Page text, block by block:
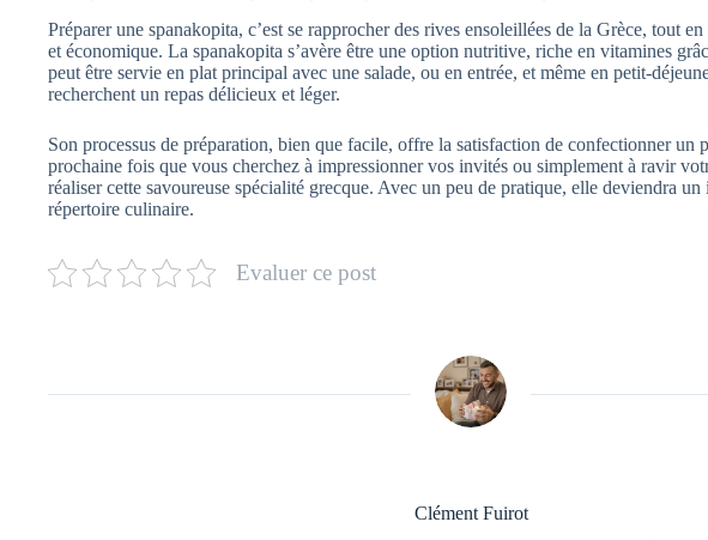
Préparer une spanakopita, c’est se rapprocher des rives ensoleillées de la Grèce, tout
et économique. La spanakopita s’avère être une option nutritive, riche en vitamines
peut être servie en plat principal avec une salade, ou en entrée, et même en petit-
recherchent un repas délicieux et léger.
Son processus de préparation, bien que facile, offre la satisfaction de confectionner un
prochaine fois que vous cherchez à impressionner vos invités ou simplement à ravir
réaliser cette savoureuse spécialité grecque. Avec un peu de pratique, elle deviendra
répertoire culinaire.
Evaluer ce post
Clément Fuirot